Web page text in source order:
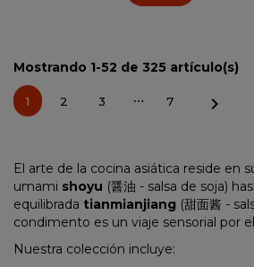
Mostrando 1-52 de 325 artículo(s)
1 2 3 … 7 
El arte de la cocina asiática reside en
umami shoyu (醤油 - salsa de soja)
equilibrada tianmianjiang (甜面酱 -
condimento es un viaje sensorial por
Nuestra colección incluye: